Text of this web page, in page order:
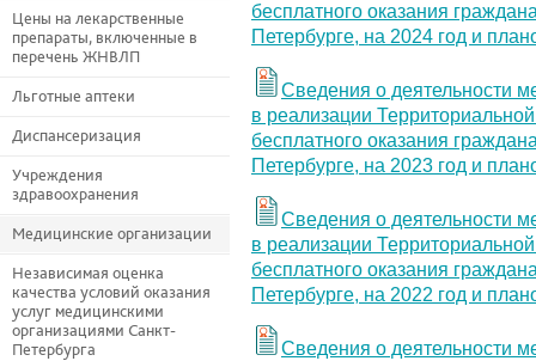
Цены на лекарственные
препараты, включенные в
перечень ЖНВЛП
Льготные аптеки
Диспансеризация
Учреждения
здравоохранения
Медицинские организации
Независимая оценка
качества условий оказания
услуг медицинскими
организациями Санкт-
Петербурга
бесплатного оказания
Петербурге, на 2024 год и
Сведения о деятельности
в реализации
бесплатного оказания
Петербурге, на 2023 год и
Сведения о деятельности
в реализации
бесплатного оказания
Петербурге, на 2022 год и
Сведения о деятельности